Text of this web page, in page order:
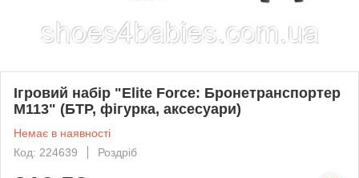
Ігровий набір "Elite Force: Бронетранспортер
M113" (БТР, фігурка, аксесуари)
Немає в наявності
Код: 224639
Роздріб